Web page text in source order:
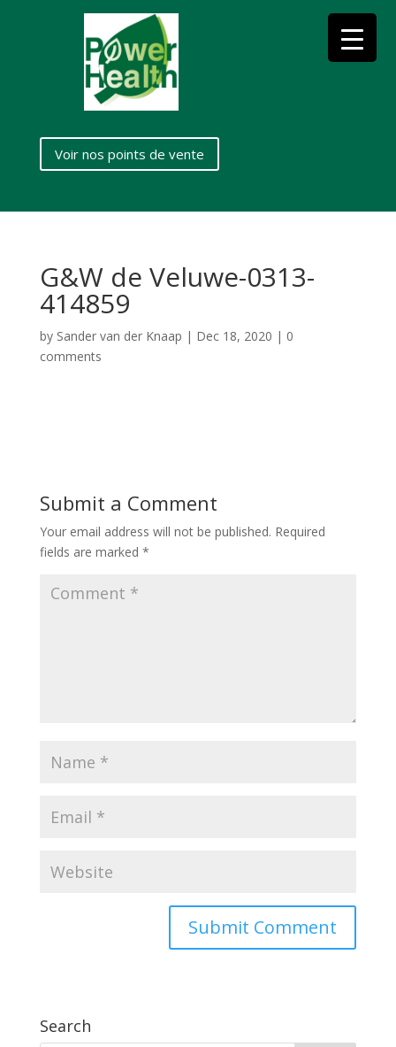
Voir nos points de vente
G&W de Veluwe-0313-
414859
by Sander van der Knaap | Dec 18, 2020 | 0
comments
Submit a Comment
Your email address will not be published. Required
fields are marked *
Search